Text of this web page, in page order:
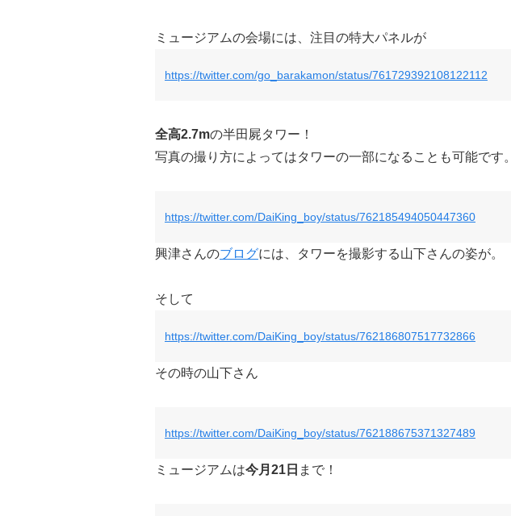
ミュージアムの会場には、注目の特大パネルが
https://twitter.com/go_barakamon/status/761729392108122112
全高2.7mの半田屍タワー！
写真の撮り方によってはタワーの一部になることも可能です。
https://twitter.com/DaiKing_boy/status/762185494050447360
興津さんのブログには、タワーを撮影する山下さんの姿が。
そして
https://twitter.com/DaiKing_boy/status/762186807517732866
その時の山下さん
https://twitter.com/DaiKing_boy/status/762188675371327489
ミュージアムは今月21日 まで！